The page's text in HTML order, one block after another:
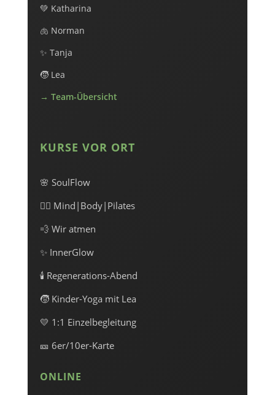
💚 Katharina
🫁 Norman
✨ Tanja
🧒 Lea
→ Team-Übersicht
KURSE VOR ORT
🌸 SoulFlow
🧘‍♀️ Mind|Body|Pilates
💨 Wir atmen
✨ InnerGlow
🕯️ Regenerations-Abend
🧒 Kinder-Yoga mit Lea
💛 1:1 Einzelbegleitung
🎫 6er/10er-Karte
ONLINE